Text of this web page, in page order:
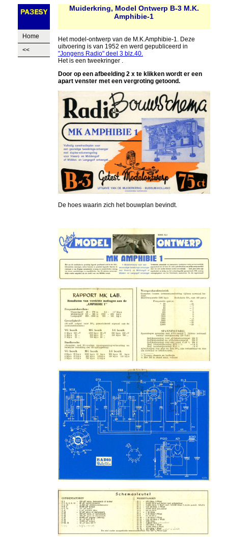
Muiderkring, Model Ontwerp B-3 M.K.
Amphibie-1
Home
<<
Het model-ontwerp van de M.K.Amphibie-1. Deze
uitvoering is van 1952 en werd gepubliceerd in
"Jongens Radio" deel 3 blz.40.
Het is een tweekringer .
Door op een afbeelding 2 x te klikken wordt er een
apart venster met een vergroting getoond.
De hoes waarin zich het bouwplan bevindt.